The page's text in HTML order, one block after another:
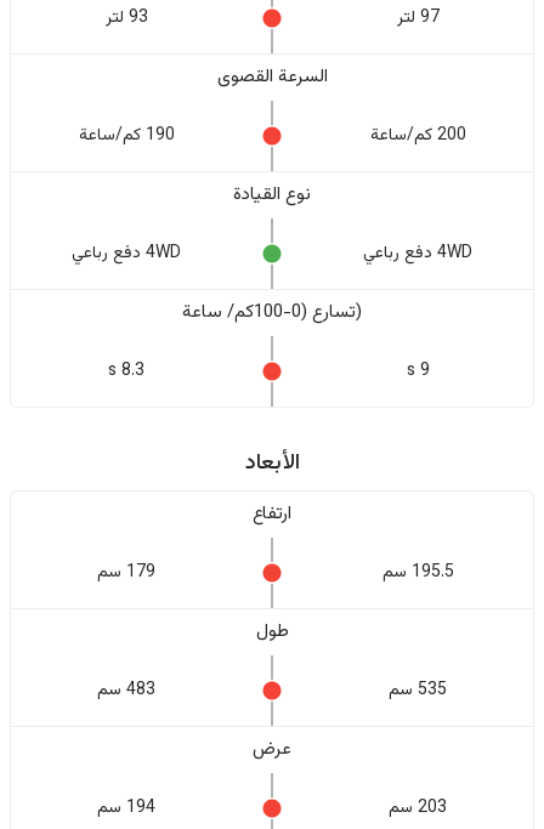
97 لتر 93 لتر
السرعة القصوى
200 كم/ساعة 190 كم/ساعة
نوع القيادة
4WD دفع رباعي 4WD دفع رباعي
(تسارع (0-100كم/ ساعة
9 s
8.3 s
الأبعاد
ارتفاع
195.5 سم 179 سم
طول
535 سم 483 سم
عرض
203 سم 194 سم